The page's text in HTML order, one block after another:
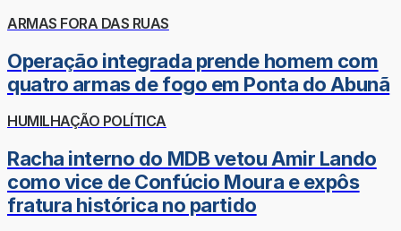
ARMAS FORA DAS RUAS
Operação integrada prende homem com
quatro armas de fogo em Ponta do Abunã
HUMILHAÇÃO POLÍTICA
Racha interno do MDB vetou Amir Lando
como vice de Confúcio Moura e expôs
fratura histórica no partido